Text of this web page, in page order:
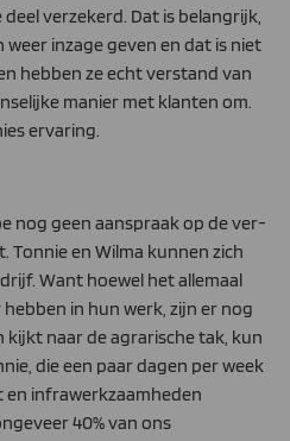
verzekerd. Dat is be­langrijk,
inzage geven en dat is niet
hebben ze echt verstand van
manier met klanten om.
ervaring.
nog geen aanspraak op de ver­
Tonnie en Wilma kunnen zich
Want hoewel het allemaal
in hun werk, zijn er nog
kijkt naar de agrarische tak, kun
die een paar dagen per week
infrawerkzaamheden
40% van ons